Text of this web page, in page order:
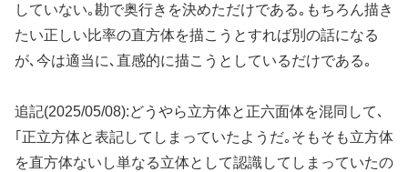
していない｡勘で奥行きを決めただけである｡もちろん描き
たい正しい比率の直方体を描こうとすれば別の話になる
が､今は適当に､直感的に描こうとしているだけである｡
追記(2025/05/08):どうやら立方体と正六面体を混同して､
｢正立方体と表記してしまっていたようだ｡そもそも立方体
を直方体ないし単なる立体として認識してしまっていたの